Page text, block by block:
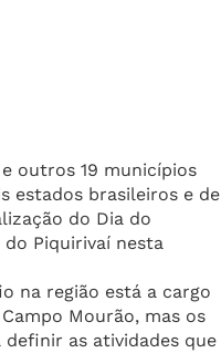
outros 19 municípios
estados brasileiros e de
do Dia do
do Piquirivaí nesta
na região está a cargo
Mourão, mas os
as atividades que